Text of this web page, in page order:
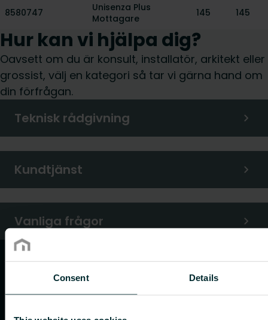
Consent Details
8580747
Unisenza Plus
Mottagare
145 145
Hur kan vi hjälpa dig?
Oavsett om du är konsult, installatör, arkitekt eller
grossist, välj en kategori så tar vi gärna hand om
din förfrågan.
Teknisk rådgivning
Kundtjänst
Vanliga frågor